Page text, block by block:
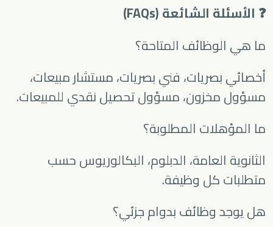
❓ الأسئلة الشائعة (FAQs)
ما هي الوظائف المتاحة؟
أخصائي بصريات، فني بصريات، مستشار مبيعات،
مسؤول مخزون، مسؤول تحصيل نقدي للمبيعات.
ما المؤهلات المطلوبة؟
الثانوية العامة، الدبلوم، البكالوريوس حسب
متطلبات كل وظيفة.
هل يوجد وظائف بدوام جزئي؟